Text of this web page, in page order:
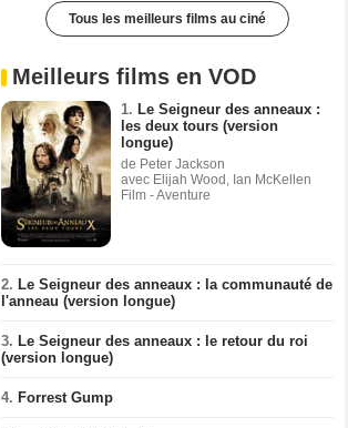
Tous les meilleurs films au ciné
Meilleurs films en VOD
1. Le Seigneur des anneaux :
les deux tours (version
longue)
de Peter Jackson
avec Elijah Wood, Ian McKellen
Film - Aventure
2. Le Seigneur des anneaux : la communauté de
l'anneau (version longue)
3. Le Seigneur des anneaux : le retour du roi
(version longue)
4. Forrest Gump